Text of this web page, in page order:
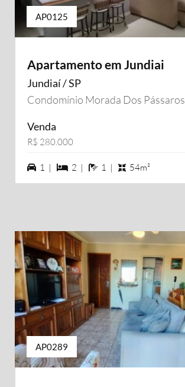
AP0125
Apartamento em Jundiai
Jundiaí / SP
Condomínio Morada Dos Pássaros
Venda
R$ 280.000
1 vagas na garagem
1 | 2 dormiórios
2 | 1 banheiros
1 | 54m²
AP0289